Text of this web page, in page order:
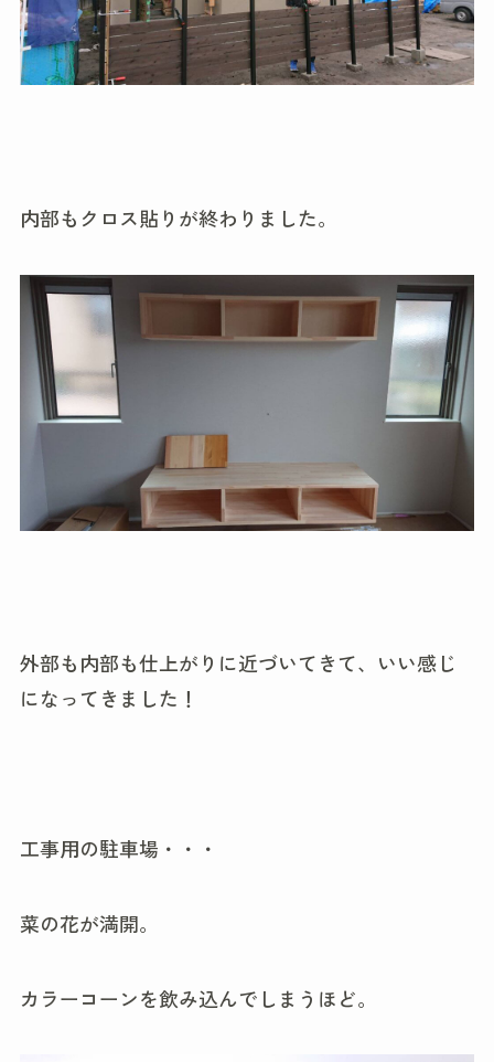
内部もクロス貼りが終わりました。
外部も内部も仕上がりに近づいてきて、いい感じ
になってきました！
工事用の駐車場・・・
菜の花が満開。
カラーコーンを飲み込んでしまうほど。